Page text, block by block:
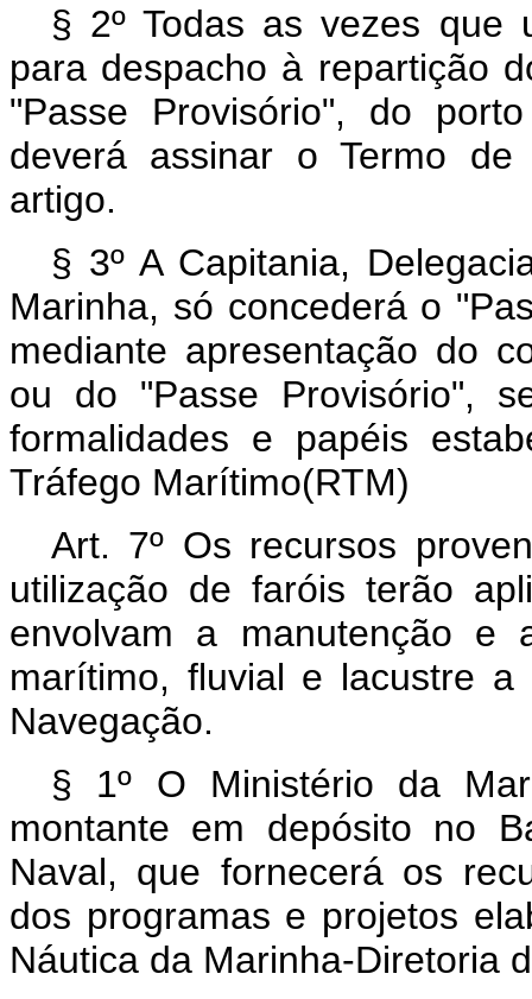
§ 2º Todas as vezes que
para despacho à repartição
"Passe Provisório", do
deverá assinar o Termo de
artigo.
§ 3º A Capitania,
Marinha, só concederá o
mediante apresentação do
ou do "Passe Provisório",
formalidades e papéis
Tráfego Marítimo(RTM)
Art. 7º Os recursos
utilização de faróis terão
envolvam a manutenção e
marítimo, fluvial e lacustre
Navegação.
§ 1º O Ministério da
montante em depósito no
Naval, que fornecerá os
dos programas e projetos
Náutica da Marinha-Diretoria